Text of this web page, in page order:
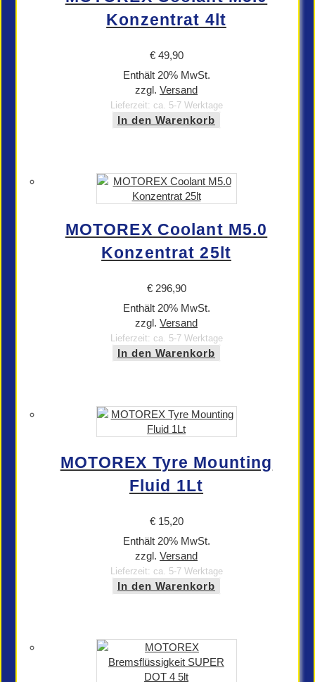
Konzentrat 4lt
€49,90
Enthält 20% MwSt.
zzgl. Versand
Lieferzeit: ca. 5-7 Werktage
In den Warenkorb
MOTOREX Coolant M5.0
Konzentrat 25lt
€296,90
Enthält 20% MwSt.
zzgl. Versand
Lieferzeit: ca. 5-7 Werktage
In den Warenkorb
MOTOREX Tyre Mounting
Fluid 1Lt
€15,20
Enthält 20% MwSt.
zzgl. Versand
Lieferzeit: ca. 5-7 Werktage
In den Warenkorb